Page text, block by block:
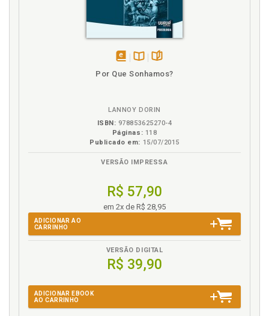
disponível
em
Disponível
Por Que Sonhamos?
LANNOY DORIN
ISBN: 978853625270-4
Páginas: 118
Publicado em: 15/07/2015
VERSÃO IMPRESSA
R$ 57,90
em 2x de R$ 28,95
ADICIONAR AO
CARRINHO
VERSÃO DIGITAL
R$ 39,90
ADICIONAR EBOOK
AO CARRINHO